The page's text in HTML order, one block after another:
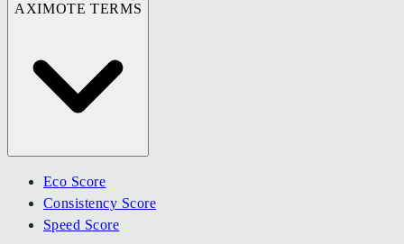
AXIMOTE TERMS
Eco Score
Consistency Score
Speed Score